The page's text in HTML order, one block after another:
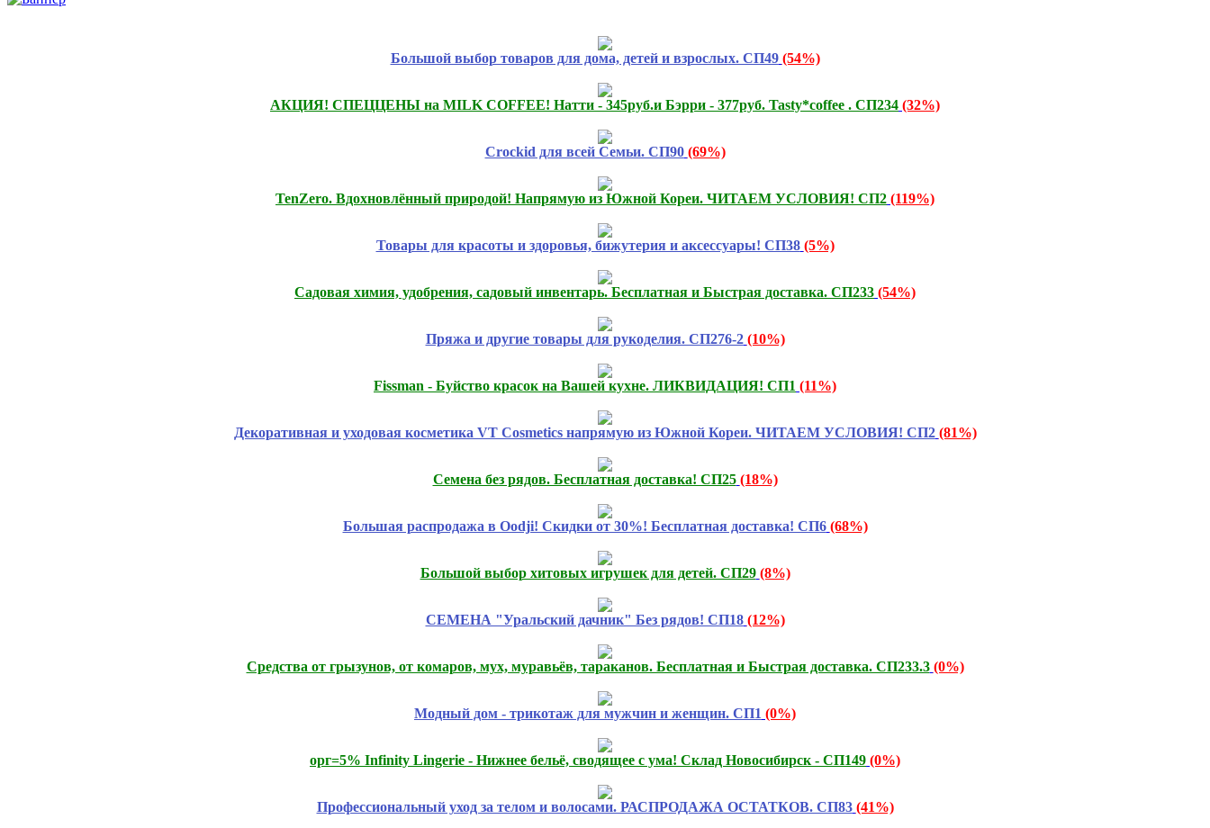
Большой выбор товаров для дома, детей и взрослых. СП49 (54%)
АКЦИЯ! СПЕЦЦЕНЫ на MILK COFFEE! Натти - 345руб.и Бэрри - 377руб. Tasty*coffee . СП234 (32%)
Crockid для всей Семьи. СП90 (69%)
TenZero. Вдохновлённый природой! Напрямую из Южной Кореи. ЧИТАЕМ УСЛОВИЯ! СП2 (119%)
Товары для красоты и здоровья, бижутерия и аксессуары! СП38 (5%)
Садовая химия, удобрения, садовый инвентарь. Бесплатная и Быстрая доставка. СП233 (54%)
Пряжа и другие товары для рукоделия. СП276-2 (10%)
Fissmаn - Буйство красок на Вашей кухне. ЛИКВИДАЦИЯ! СП1 (11%)
Декоративная и уходовая косметика VT Cosmetics напрямую из Южной Кореи. ЧИТАЕМ УСЛОВИЯ! СП2 (81%)
Семена без рядов. Бесплатная доставка! СП25 (18%)
Большая распродажа в Oodji! Скидки от 30%! Бесплатная доставка! СП6 (68%)
Большой выбор хитовых игрушек для детей. СП29 (8%)
СЕМЕНА "Уральский дачник" Без рядов! СП18 (12%)
Средства от грызунов, от комаров, мух, муравьёв, тараканов. Бесплатная и Быстрая доставка. СП233.3 (0%)
Модный дом - трикотаж для мужчин и женщин. СП1 (0%)
орг=5% Infinity Lingerie - Нижнее бельё, сводящее с ума! Склад Новосибирск - СП149 (0%)
Профессиональный уход за телом и волосами. РАСПРОДАЖА ОСТАТКОВ. СП83 (41%)